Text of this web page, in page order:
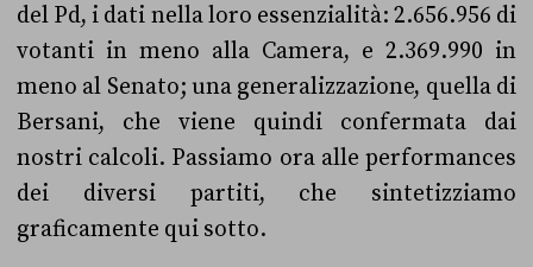
del Pd, i dati nella loro essenzialità: 2.656.956 di
votanti in meno alla Camera, e 2.369.990 in
meno al Senato; una generalizzazione, quella di
Bersani, che viene quindi confermata dai
nostri calcoli. Passiamo ora alle performances
dei diversi partiti, che sintetizziamo
graficamente qui sotto.